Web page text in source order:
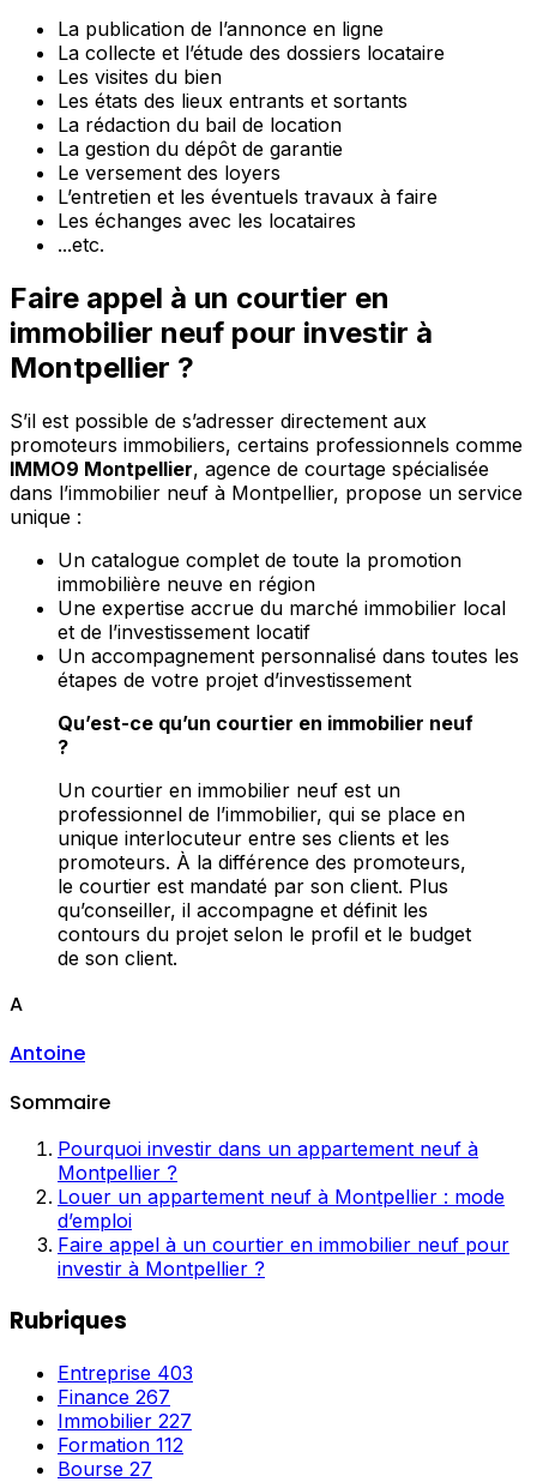
La publication de l’annonce en ligne
La collecte et l’étude des dossiers locataire
Les visites du bien
Les états des lieux entrants et sortants
La rédaction du bail de location
La gestion du dépôt de garantie
Le versement des loyers
L’entretien et les éventuels travaux à faire
Les échanges avec les locataires
...etc.
Faire appel à un courtier en
immobilier neuf pour investir à
Montpellier ?
S’il est possible de s’adresser directement aux
promoteurs immobiliers, certains professionnels comme
IMMO9 Montpellier, agence de courtage spécialisée
dans l’immobilier neuf à Montpellier, propose un service
unique :
Un catalogue complet de toute la promotion
immobilière neuve en région
Une expertise accrue du marché immobilier local
et de l’investissement locatif
Un accompagnement personnalisé dans toutes les
étapes de votre projet d’investissement
Qu’est-ce qu’un courtier en immobilier neuf
?
Un courtier en immobilier neuf est un
professionnel de l’immobilier, qui se place en
unique interlocuteur entre ses clients et les
promoteurs. À la différence des promoteurs,
le courtier est mandaté par son client. Plus
qu’conseiller, il accompagne et définit les
contours du projet selon le profil et le budget
de son client.
A
Antoine
Sommaire
Pourquoi investir dans un appartement neuf à
Montpellier ?
Louer un appartement neuf à Montpellier : mode
d’emploi
Faire appel à un courtier en immobilier neuf pour
investir à Montpellier ?
Rubriques
Entreprise 403
Finance 267
Immobilier 227
Formation 112
Bourse 27